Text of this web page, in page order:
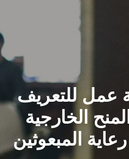
القطاعـات
الشئون الأكاديمية
البحث العلمي
عمل للتعريف
الخارجية
المبعوثين